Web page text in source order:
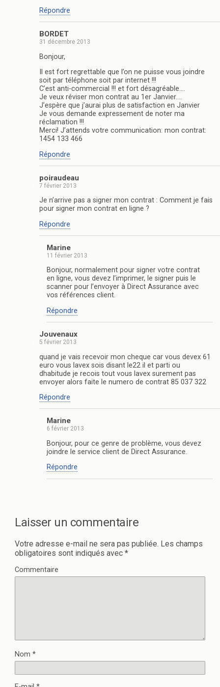
Répondre
BORDET
31 décembre 2013
Bonjour,
Il est fort regrettable que l’on ne puisse vous joindre
soit par téléphone soit par internet !!!
C’est anti-commercial !!! et fort désagréable….
Je veux réviser mon contrat au 1er Janvier….
J’espère que j’aurai plus de satisfaction en Janvier
Je vous demande expressement de noter ma
réclamation !!!
Merci! J’attends votre communication: mon contrat:
1454 133 466
Répondre
poiraudeau
7 février 2013
Je n’arrive pas a signer mon contrat : Comment je fais
pour signer mon contrat en ligne ?
Répondre
Marine
11 février 2013
Bonjour, normalement pour signer votre contrat
en ligne, vous devez l’imprimer, le signer puis le
scanner pour l’envoyer à Direct Assurance avec
vos références client.
Répondre
Jouvenaux
5 février 2013
quand je vais recevoir mon cheque car vous devex 61
euro vous lavex sois disant le22 il et parti ou
dhabitude je recois tout vous lavex surement pas
envoyer alors faite le numero de contrat 85 037 322
Répondre
Marine
6 février 2013
Bonjour, pour ce genre de problème, vous devez
joindre le service client de Direct Assurance.
Répondre
Laisser un commentaire
Votre adresse e-mail ne sera pas publiée. Les champs
obligatoires sont indiqués avec *
Commentaire
Nom *